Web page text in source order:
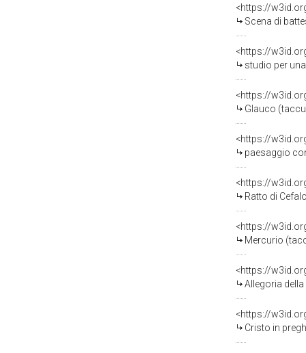
<https://
Scena di
<https://
studio per una
<https://
Glauco
<https://
paesaggio con
<https://
Ratto di
<https://
Mercurio
<https://
Allegoria della
<https://
Cristo in preghiera